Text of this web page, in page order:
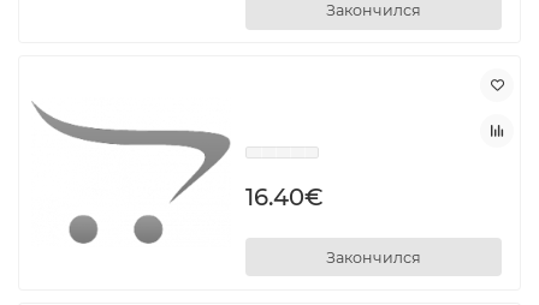
Закончился
16.40€
Закончился